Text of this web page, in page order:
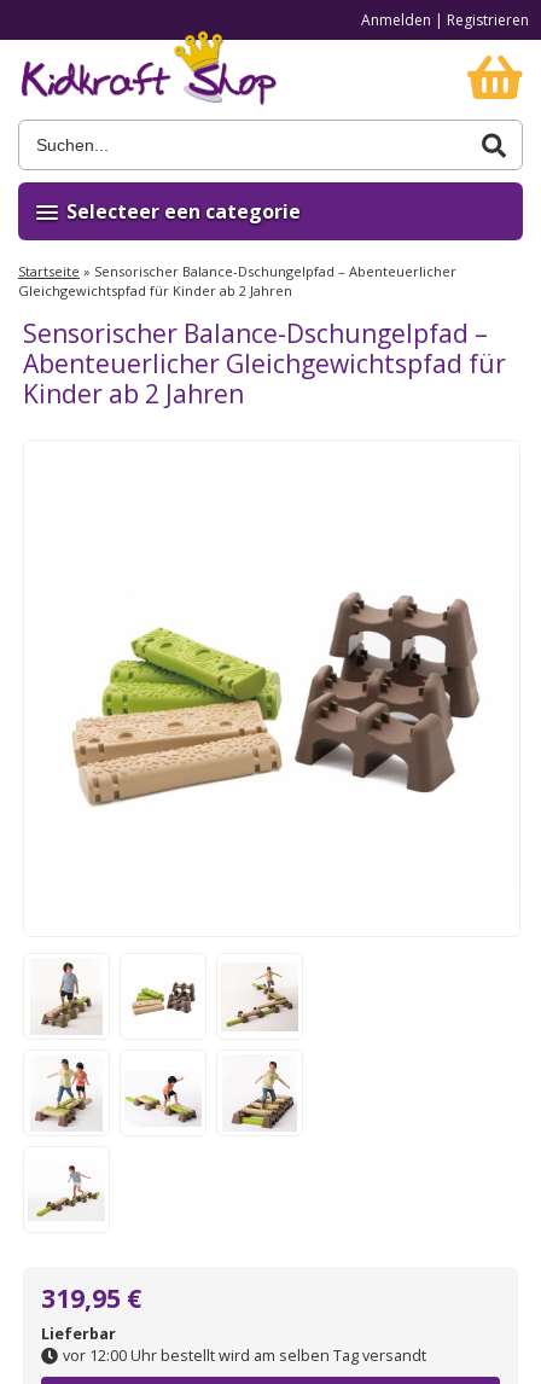
Anmelden | Registrieren
Selecteer een categorie
Startseite » Sensorischer Balance-Dschungelpfad – Abenteuerlicher
Gleichgewichtspfad für Kinder ab 2 Jahren
Sensorischer Balance-Dschungelpfad –
Abenteuerlicher Gleichgewichtspfad für
Kinder ab 2 Jahren
319,95 €
Lieferbar
vor 12:00 Uhr bestellt wird am selben Tag versandt